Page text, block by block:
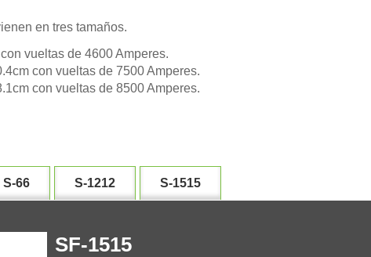
en tres tamaños.
vueltas de 4600 Amperes.
con vueltas de 7500 Amperes.
con vueltas de 8500 Amperes.
S-66 S-1212 S-1515
SF-1515